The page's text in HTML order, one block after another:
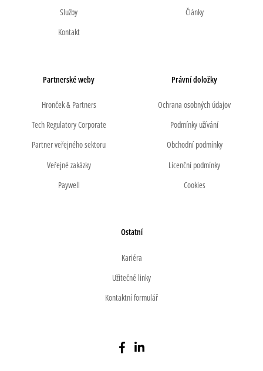
Služby
Kontakt
Články
Partnerské weby
Hronček & Partners
Tech Regulatory Corporate
Partner veřejného sektoru
Veřejné zakázky
Paywell
Právní doložky
Ochrana osobných údajov
Podmínky užívání
Obchodní podmínky
Licenční podmínky
Cookies
Ostatní
Kariéra
Užitečné linky
Kontaktní formulář